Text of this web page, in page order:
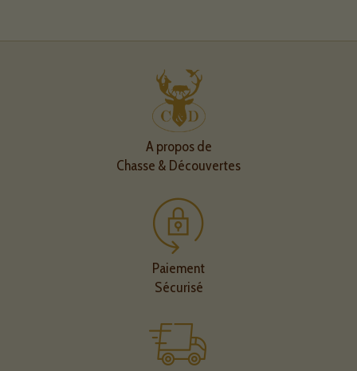
A propos de
Chasse & Découvertes
Paiement
Sécurisé